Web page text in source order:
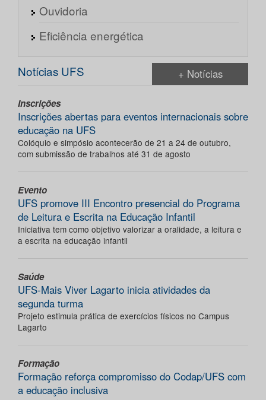
Ouvidoria
Eficiência energética
Notícias UFS + Notícias
Inscrições
Inscrições abertas para eventos internacionais sobre
educação na UFS
Colóquio e simpósio acontecerão de 21 a 24 de outubro,
com submissão de trabalhos até 31 de agosto
Evento
UFS promove III Encontro presencial do Programa
de Leitura e Escrita na Educação Infantil
Iniciativa tem como objetivo valorizar a oralidade, a leitura e
a escrita na educação infantil
Saúde
UFS-Mais Viver Lagarto inicia atividades da
segunda turma
Projeto estimula prática de exercícios físicos no Campus
Lagarto
Formação
Formação reforça compromisso do Codap/UFS com
a educação inclusiva